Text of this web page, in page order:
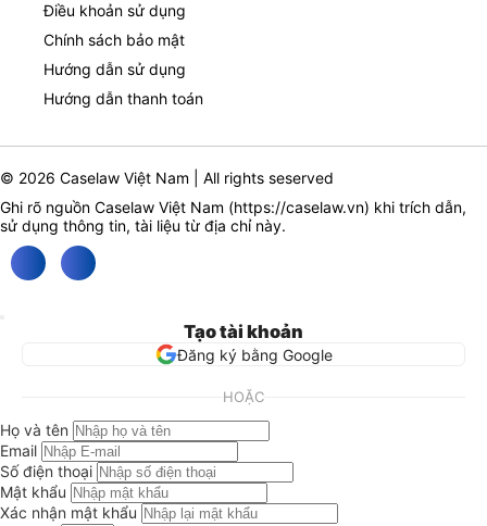
Điều khoản sử dụng
Chính sách bảo mật
Hướng dẫn sử dụng
Hướng dẫn thanh toán
© 2026 Caselaw Việt Nam | All rights seserved
Ghi rõ nguồn Caselaw Việt Nam (https://caselaw.vn) khi trích dẫn,
sử dụng thông tin, tài liệu từ địa chỉ này.
Tạo tài khoản
Đăng ký bằng Google
HOẶC
Họ và tên
Email
Số điện thoại
Mật khẩu
Xác nhận mật khẩu